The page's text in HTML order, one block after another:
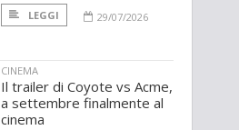
LEGGI 29/07/2026
CINEMA
Il trailer di Coyote vs Acme,
a settembre finalmente al
cinema